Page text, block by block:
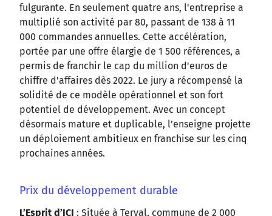
fulgurante. En seulement quatre ans, l'entreprise a
multiplié son activité par 80, passant de 138 à 11
000 commandes annuelles. Cette accélération,
portée par une offre élargie de 1 500 références, a
permis de franchir le cap du million d'euros de
chiffre d'affaires dès 2022. Le jury a récompensé la
solidité de ce modèle opérationnel et son fort
potentiel de développement. Avec un concept
désormais mature et duplicable, l’enseigne projette
un déploiement ambitieux en franchise sur les cinq
prochaines années.
Prix du développement durable
L’Esprit d’ICI : Située à Terval, commune de 2 000